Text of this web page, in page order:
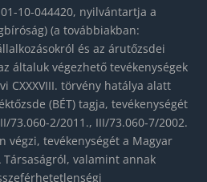
10-044420, nyilvántartja a
(a továbbiakban:
és az árutőzsdei
általuk végezhető tevékenységek
CXXXVIII. törvény hatálya alatt
(BÉT) tagja, tevékenységét
73.060-2/2011., III/73.060-7/2002.
végzi, tevékenységét a Magyar
valamint annak